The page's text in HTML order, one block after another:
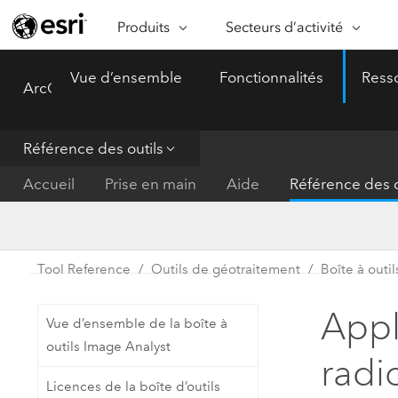
Produits
ARCGIS
ArcGIS Online
Plateforme de cartographie SaaS
Logiciel SIG leader du marché
ArcGIS Enterprise
la cartographie
Secteurs d’activité
SECTEURS D’ACTIVITÉ
Protection de
Fournisseurs d’énergie
Santé et services à la
Administrations nationales
ArcGIS Pro
Vue d’ensemble Fonctionnalités
Référence des outils
Accueil
Prise en main Aide Référence des
Tool Reference Outils de géotraitement Boîte à
Vue d’ensemble de la boîte à
outils Image Analyst
Licences de la boîte d’outils